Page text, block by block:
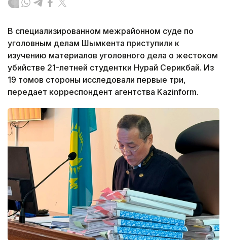
В специализированном межрайонном суде по
уголовным делам Шымкента приступили к
изучению материалов уголовного дела о жестоком
убийстве 21-летней студентки Нурай Серикбай. Из
19 томов стороны исследовали первые три,
передает корреспондент агентства Kazinform.